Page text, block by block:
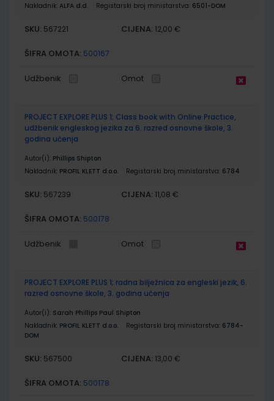
Nakladnik: ALFA d.d. Registarski broj ministarstva: 6501-DOM
SKU: 567221 CIJENA: 12,00 €
ŠIFRA OMOTA: 500167
Udžbenik Omot
PROJECT EXPLORE PLUS 1; Class book with Online Practice,
udžbenik engleskog jezika za 6. razred osnovne škole, 3.
godina učenja
Autor(i): Phillips Shipton
Nakladnik: PROFIL KLETT d.o.o. Registarski broj ministarstva: 6784
SKU: 567239 CIJENA: 11,08 €
ŠIFRA OMOTA: 500178
Udžbenik Omot
PROJECT EXPLORE PLUS 1; radna bilježnica za engleski jezik, 6.
razred osnovne škole, 3. godina učenja
Autor(i): Sarah Phillips Paul Shipton
Nakladnik: PROFIL KLETT d.o.o. Registarski broj ministarstva: 6784-
DOM
SKU: 567500 CIJENA: 13,00 €
ŠIFRA OMOTA: 500178